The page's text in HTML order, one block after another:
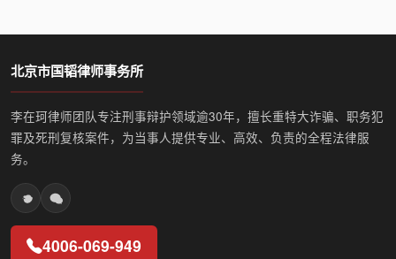
北京市国韬律师事务所
李在珂律师团队专注刑事辩护领域逾30年，擅长重特大诈骗、职务犯
罪及死刑复核案件，为当事人提供专业、高效、负责的全程法律服
务。
4006-069-949